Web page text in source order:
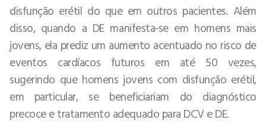
disfunção erétil do que em outros pacientes. Além
disso, quando a DE manifesta-se em homens mais
jovens, ela prediz um aumento acentuado no risco de
eventos cardíacos futuros em até 50 vezes,
sugerindo que homens jovens com disfunção erétil,
em particular, se beneficiariam do diagnóstico
precoce e tratamento adequado para DCV e DE.